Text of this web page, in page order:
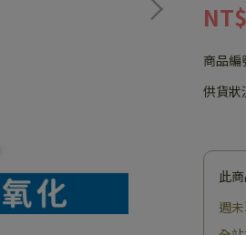
商品編
供貨狀
此
週